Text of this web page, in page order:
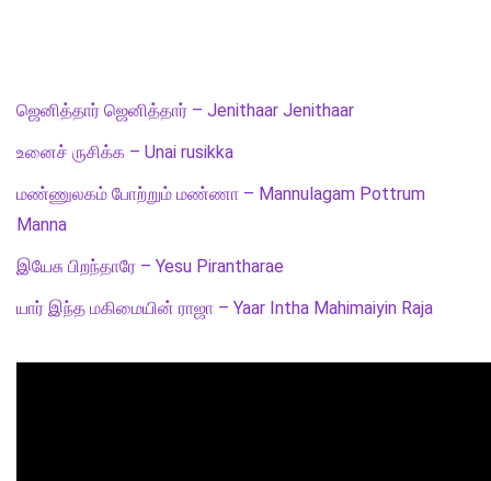
ஜெனித்தார் ஜெனித்தார் – Jenithaar Jenithaar
உனைச் ருசிக்க – Unai rusikka
மண்ணுலகம் போற்றும் மண்ணா – Mannulagam Pottrum
Manna
இயேசு பிறந்தாரே – Yesu Pirantharae
யார் இந்த மகிமையின் ராஜா – Yaar Intha Mahimaiyin Raja